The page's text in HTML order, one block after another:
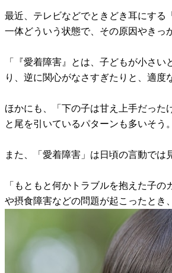
最近、テレビなどでときどき耳にする
一体どういう状態で、その原因やき
「『愛着障害』とは、子どもが小さ
り、逆に関心がなさすぎたりと、適
ほかにも、「下の子は甘え上手だった
と尾を引いているパターンも多いそう。
また、「愛着障害」は日頃の言動では
「もともと何かトラブルを抱えた子
や摂食障害などの問題が起こったとき